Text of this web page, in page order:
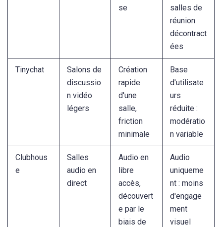
se
salles de
réunion
décontract
ées
Tinychat
Salons de
discussio
n vidéo
légers
Création
rapide
d'une
salle,
friction
minimale
Base
d'utilisate
urs
réduite :
modératio
n variable
Clubhous
e
Salles
audio en
direct
Audio en
libre
accès,
découvert
e par le
biais de
Audio
uniqueme
nt : moins
d'engage
ment
visuel